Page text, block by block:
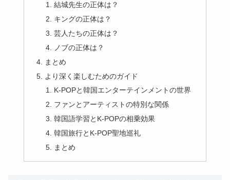
結城先生の正体は？
キングの正体は？
芸人たちの正体は？
ノブの正体は？
まとめ
より深く楽しむためのガイド
K-POPと韓国エンターテインメントの世界
ファンとアーティストの特別な関係
韓国語学習とK-POPの相乗効果
韓国旅行とK-POP聖地巡礼
まとめ